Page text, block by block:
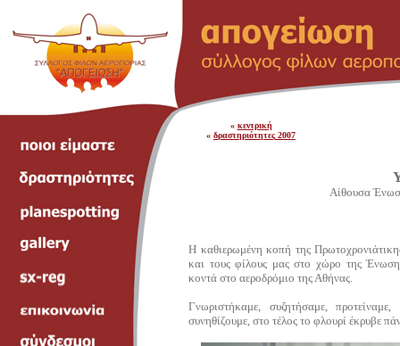
« κεντρική
« δραστηριότητες 2007
Αίθουσα
Η καθιερωμένη κοπή της
και τους φίλους μας στο χώρο της
κοντά στο αεροδρόμιο της Αθήνας.
Γνωριστήκαμε, συζητήσαμε,
συνηθίζουμε, στο τέλος το φλουρί έκρυβε